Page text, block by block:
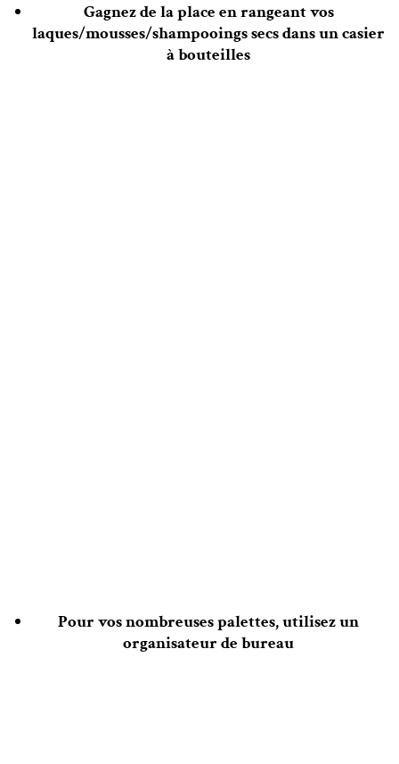
Gagnez de la place en rangeant vos
laques/mousses/shampooings secs dans un casier
à bouteilles
Pour vos nombreuses palettes, utilisez un
organisateur de bureau